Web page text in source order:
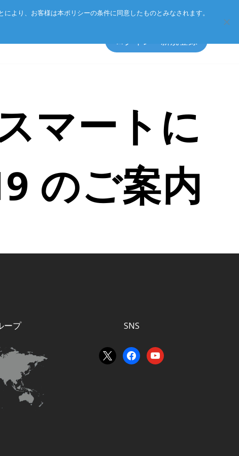
Eurotechグループ お客様サポート お問い合わせ
ログイン・新規登録
エッジソフトウェア
アクセサリ
製品検索
マネジメント方針
CSR
マートに
のご案内
ープ SNS
x facebook
youtube
より、お客様は本ポリシーの条件に同意したものとみなされます。